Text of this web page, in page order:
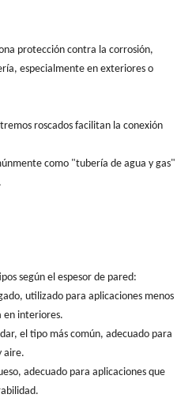
protección contra la corrosión,
especialmente en exteriores o
roscados facilitan la conexión
como "tubería de agua y gas"
según el espesor de pared:
utilizado para aplicaciones menos
en interiores.
el tipo más común, adecuado para
aire.
adecuado para aplicaciones que